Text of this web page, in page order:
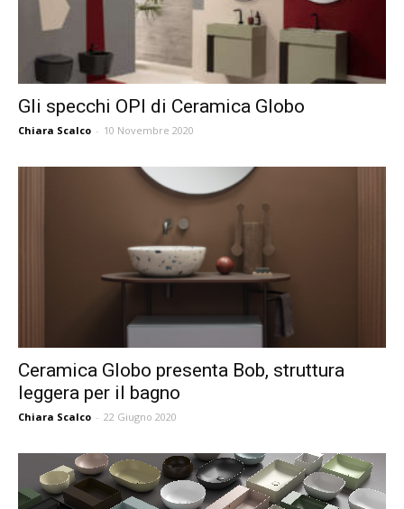
Gli specchi OPI di Ceramica Globo
Chiara Scalco - 10 Novembre 2020
Ceramica Globo presenta Bob, struttura
leggera per il bagno
Chiara Scalco - 22 Giugno 2020